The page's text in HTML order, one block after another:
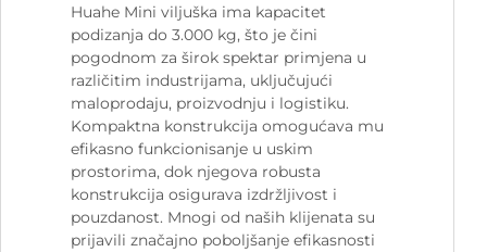
Huahe Mini viljuška ima kapacitet
podizanja do 3.000 kg, što je čini
pogodnom za širok spektar primjena u
različitim industrijama, uključujući
maloprodaju, proizvodnju i logistiku.
Kompaktna konstrukcija omogućava mu
efikasno funkcionisanje u uskim
prostorima, dok njegova robusta
konstrukcija osigurava izdržljivost i
pouzdanost. Mnogi od naših klijenata su
prijavili značajno poboljšanje efikasnosti